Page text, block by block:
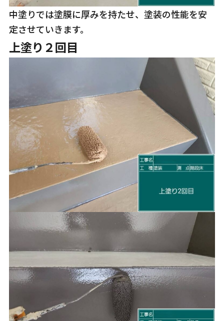
中塗りでは塗膜に厚みを持たせ、塗装の性能を安
定させていきます。
上塗り２回目